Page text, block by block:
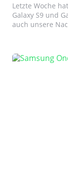
Letzte Woche
Galaxy S9 und
auch unsere